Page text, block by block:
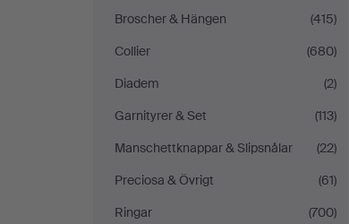
Broscher & Hängen
(415)
Collier
(680)
Diadem
(2)
Garnityrer & Set
(113)
Manschettknappar & Slipsnålar
(22)
Preciosa & Övrigt
(61)
Ringar
(700)